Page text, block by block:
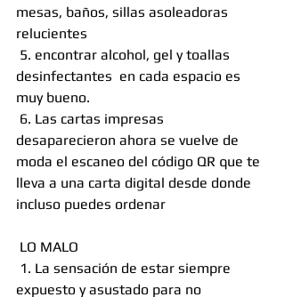
mesas, baños, sillas asoleadoras
relucientes
desinfectantes  en cada espacio es
muy bueno.
desaparecieron ahora se vuelve de
moda el escaneo del código QR que te
lleva a una carta digital desde donde
incluso puedes ordenar
LO MALO
expuesto y asustado para no